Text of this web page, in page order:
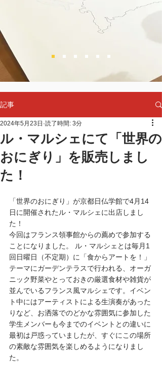
記事
ル・マルシェにて「世界の
おにぎり」を販売しまし
た！
2024年5月23日 読了時間: 3分
「世界のおにぎり」が京都日仏学館で4月14
日に開催されたル・マルシェに出店しまし
た！
今回はフランス領事館からの薦めで参加する
ことになりました。 ル・マルシェとは毎月1
回日曜日（不定期）に「食からアートを！」
テーマにガーデンテラスで行われる、オーガ
ニック野菜やとっておきの厳選食材や雑貨が
並んでいるフランス風マルシェです。イベン
ト中にはアーティストによる生演奏があった
りなど、お洒落でのどかな雰囲気に参加した
学生メンバーも今までのイベントとの違いに
最初は戸惑っていましたが、すぐにこの場所
の素敵な雰囲気を楽しめるようになりまし
た。